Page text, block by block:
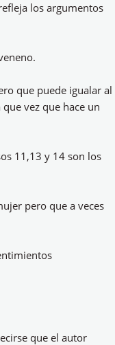
los argumentos
que puede igualar al
vez que hace un
11,13 y 14 son los
pero que a veces
que el autor